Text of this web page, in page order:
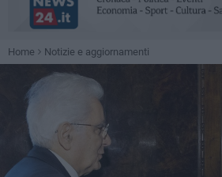
Home Notizie e aggiornamenti